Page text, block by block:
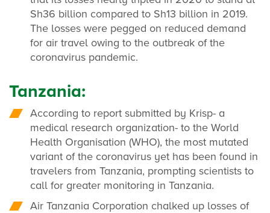
Sh36 billion compared to Sh13 billion in 2019.
The losses were pegged on reduced demand
for air travel owing to the outbreak of the
coronavirus pandemic.
Tanzania:
According to report submitted by Krisp- a
medical research organization- to the World
Health Organisation (WHO), the most mutated
variant of the coronavirus yet has been found in
travelers from Tanzania, prompting scientists to
call for greater monitoring in Tanzania.
Air Tanzania Corporation chalked up losses of